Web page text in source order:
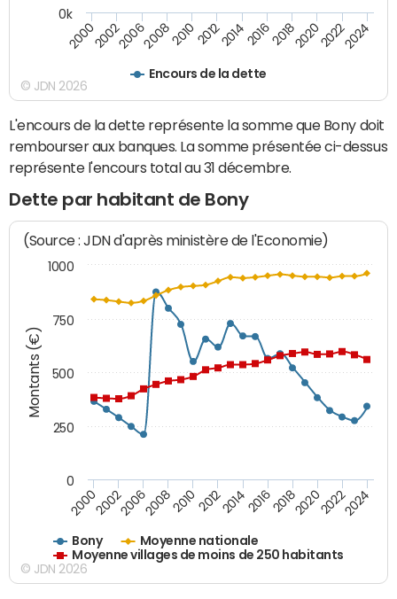
Encours de la dette
200020022006200820102012201420162018202020222024
0k
© JDN 2026
L'encours de la dette représente la somme que Bony doit
rembourser aux banques. La somme présentée ci-dessus
représente l'encours total au 31 décembre.
Dette par habitant de Bony
Montants (€)
(Source : JDN d'après ministère de l'Economie)
Bony
Moyenne nationale
Moyenne villages de moins de 250 habitants
200020022006200820102012201420162018202020222024
0
250
500
750
1000
© JDN 2026